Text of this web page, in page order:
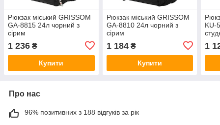
Рюкзак міський GRISSOM
GA-8815 24л чорний з
сірим
1 236 ₴
Купити
Рюкзак міський GRISSOM
GA-8810 24л чорний з
сірим
1 184₴
Купити
KU-
1
Про нас
96% позитивних з 188 відгуків за рік